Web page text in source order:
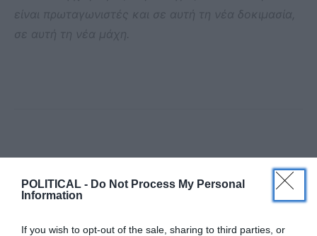
POLITICAL - Do Not Process My Personal
Information
If you wish to opt-out of the sale, sharing to third parties, or
είναι πρωταγωνιστές και σε αυτή τη νέα δοκιμασία,
σε αυτή τη νέα μάχη.
SHARE